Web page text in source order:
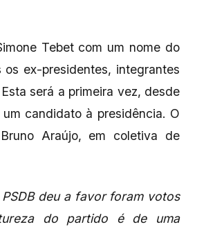
Tebet com um nome do
ex-presidentes, integrantes
será a primeira vez, desde
candidato à presidência. O
Araújo, em coletiva de
deu a favor foram votos
do partido é de uma